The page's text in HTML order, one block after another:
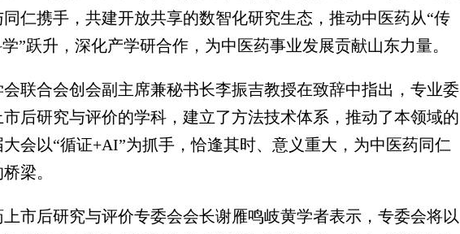
仁携手，共建开放共享的数智化研究生态，推动中医药从“传
”跃升，深化产学研合作，为中医药事业发展贡献山东力量。
合会创会副主席兼秘书长李振吉教授在致辞中指出，专业委
市后研究与评价的学科，建立了方法技术体系，推动了本领域的
会以“循证+AI”为抓手，恰逢其时、意义重大，为中医药同仁
梁。
后研究与评价专委会会长谢雁鸣岐黄学者表示，专委会将以